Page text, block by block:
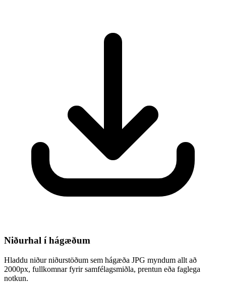
Niðurhal í hágæðum
Hladdu niður niðurstöðum sem hágæða JPG myndum allt að
2000px, fullkomnar fyrir samfélagsmiðla, prentun eða faglega
notkun.